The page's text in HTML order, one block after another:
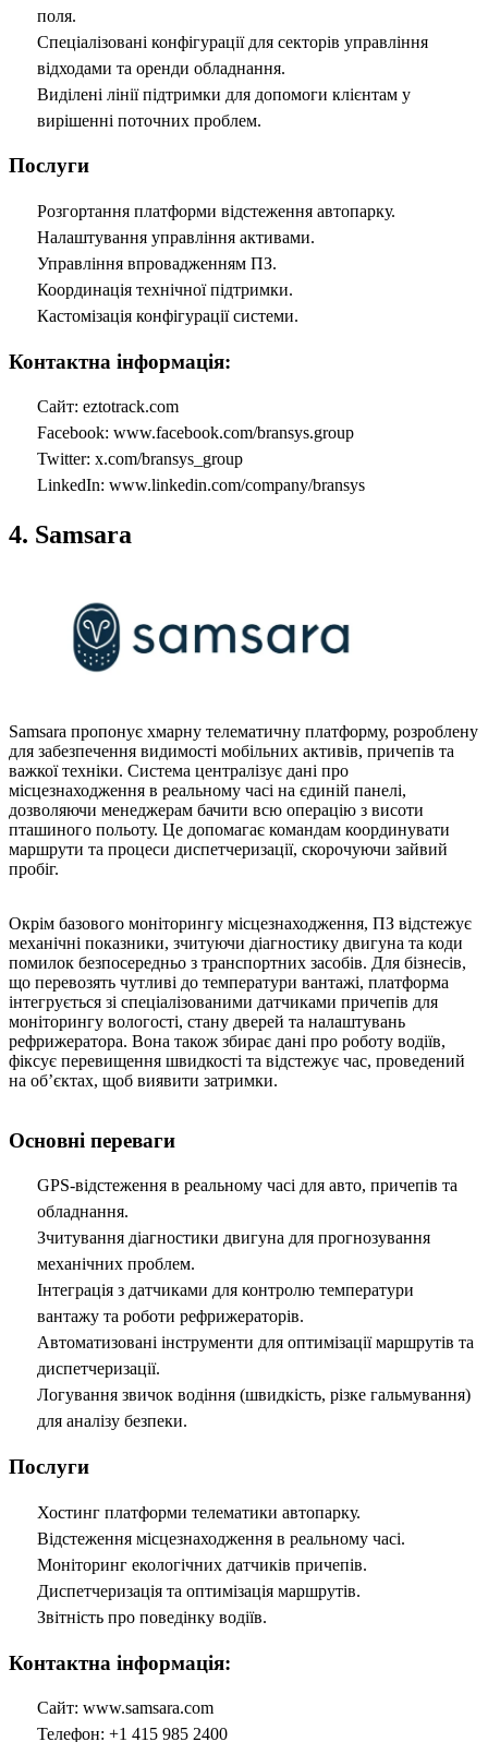
поля.
Спеціалізовані конфігурації для секторів управління
відходами та оренди обладнання.
Виділені лінії підтримки для допомоги клієнтам у
вирішенні поточних проблем.
Послуги
Розгортання платформи відстеження автопарку.
Налаштування управління активами.
Управління впровадженням ПЗ.
Координація технічної підтримки.
Кастомізація конфігурації системи.
Контактна інформація:
Сайт: eztotrack.com
Facebook: www.facebook.com/bransys.group
Twitter: x.com/bransys_group
LinkedIn: www.linkedin.com/company/bransys
4. Samsara
Samsara пропонує хмарну телематичну платформу, розроблену
для забезпечення видимості мобільних активів, причепів та
важкої техніки. Система централізує дані про
місцезнаходження в реальному часі на єдиній панелі,
дозволяючи менеджерам бачити всю операцію з висоти
пташиного польоту. Це допомагає командам координувати
маршрути та процеси диспетчеризації, скорочуючи зайвий
пробіг.
Окрім базового моніторингу місцезнаходження, ПЗ відстежує
механічні показники, зчитуючи діагностику двигуна та коди
помилок безпосередньо з транспортних засобів. Для бізнесів,
що перевозять чутливі до температури вантажі, платформа
інтегрується зі спеціалізованими датчиками причепів для
моніторингу вологості, стану дверей та налаштувань
рефрижератора. Вона також збирає дані про роботу водіїв,
фіксує перевищення швидкості та відстежує час, проведений
на об’єктах, щоб виявити затримки.
Основні переваги
GPS-відстеження в реальному часі для авто, причепів та
обладнання.
Зчитування діагностики двигуна для прогнозування
механічних проблем.
Інтеграція з датчиками для контролю температури
вантажу та роботи рефрижераторів.
Автоматизовані інструменти для оптимізації маршрутів та
диспетчеризації.
Логування звичок водіння (швидкість, різке гальмування)
для аналізу безпеки.
Послуги
Хостинг платформи телематики автопарку.
Відстеження місцезнаходження в реальному часі.
Моніторинг екологічних датчиків причепів.
Диспетчеризація та оптимізація маршрутів.
Звітність про поведінку водіїв.
Контактна інформація:
Сайт: www.samsara.com
Телефон: +1 415 985 2400